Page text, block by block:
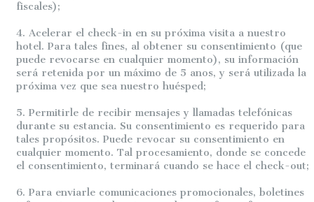
fiscales);
4. Acelerar el check-in en su próxima visita a nuestro
hotel. Para tales fines, al obtener su consentimiento (que
puede revocarse en cualquier momento), su información
será retenida por un máximo de 5 anos, y será utilizada la
próxima vez que sea nuestro huésped;
5. Permitirle de recibir mensajes y llamadas telefónicas
durante su estancia. Su consentimiento es requerido para
tales propósitos. Puede revocar su consentimiento en
cualquier momento. Tal procesamiento, donde se concede
el consentimiento, terminará cuando se hace el check-out;
6. Para enviarle comunicaciones promocionales, boletines